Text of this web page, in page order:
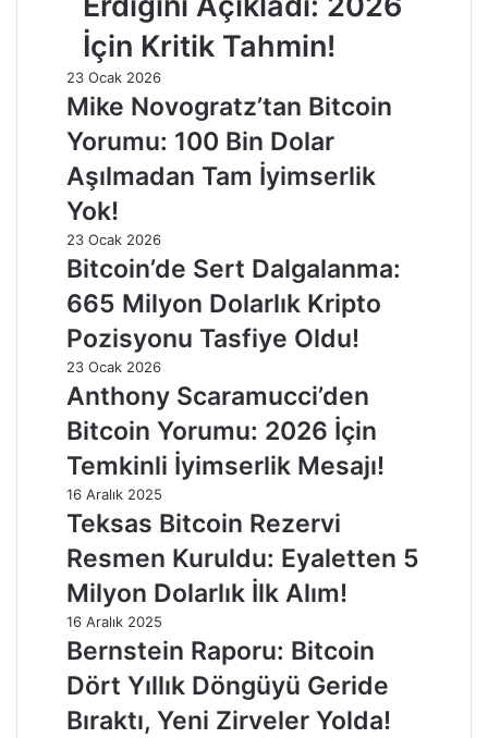
İçin Kritik Tahmin!
23 Ocak 2026
Mike Novogratz’tan Bitcoin
Yorumu: 100 Bin Dolar
Aşılmadan Tam İyimserlik
Yok!
23 Ocak 2026
Bitcoin’de Sert Dalgalanma:
665 Milyon Dolarlık Kripto
Pozisyonu Tasfiye Oldu!
23 Ocak 2026
Anthony Scaramucci’den
Bitcoin Yorumu: 2026 İçin
Temkinli İyimserlik Mesajı!
16 Aralık 2025
Teksas Bitcoin Rezervi
Resmen Kuruldu: Eyaletten 5
Milyon Dolarlık İlk Alım!
16 Aralık 2025
Bernstein Raporu: Bitcoin
Dört Yıllık Döngüyü Geride
Bıraktı, Yeni Zirveler Yolda!